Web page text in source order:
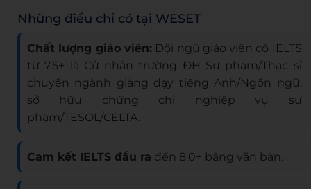
Những điều chỉ có tại WESET
Chất lượng giáo viên:Đội ngũ giáo viên có IELTS
từ 7.5+ là Cử nhân trường ĐH Sư phạm/Thạc sĩ
chuyên ngành giảng dạy tiếng Anh/Ngôn ngữ,
sở hữu chứng chỉ nghiệp vụ sư
phạm/TESOL/CELTA.
Cam kết IELTS đầu ra đến 8.0+ bằng văn bản.